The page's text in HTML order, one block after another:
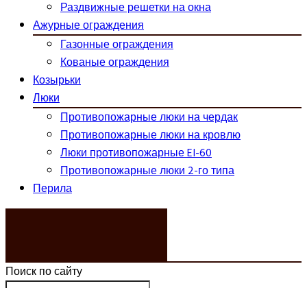
Раздвижные решетки на окна
Ажурные ограждения
Газонные ограждения
Кованые ограждения
Козырьки
Люки
Противопожарные люки на чердак
Противопожарные люки на кровлю
Люки противопожарные EI-60
Противопожарные люки 2-го типа
Перила
Поиск по сайту